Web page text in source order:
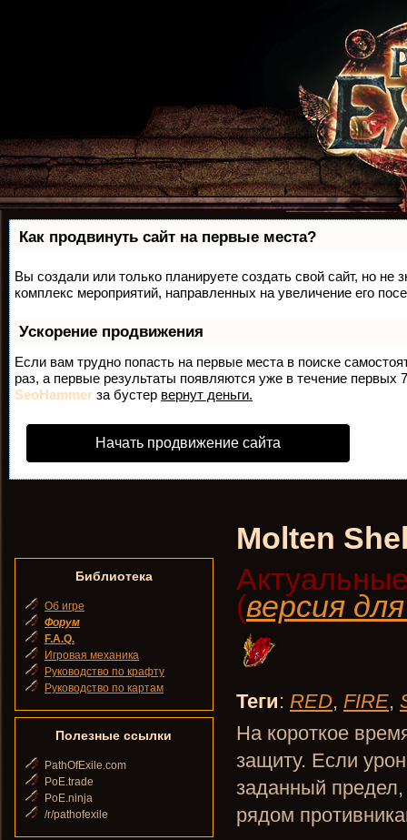
Как продвинуть сайт на первые места?
Вы создали или только планируете создать свой сайт, но не
комплекс мероприятий, направленных на увеличение его
Ускорение продвижения
Если вам трудно попасть на первые места в поиске
раз, а первые результаты появляются уже в течение первых
SeoHammer за бустер вернут деньги.
Начать продвижение сайта
Molten
(версия
Теги: RED, FIRE,
На короткое
защиту. Если
заданный
рядом
Библиотека
Об игре
Форум
F.A.Q.
Игровая механика
Руководство по крафту
Руководство по картам
Полезные ссылки
PathOfExile.com
PoE.trade
PoE.ninja
/r/pathofexile